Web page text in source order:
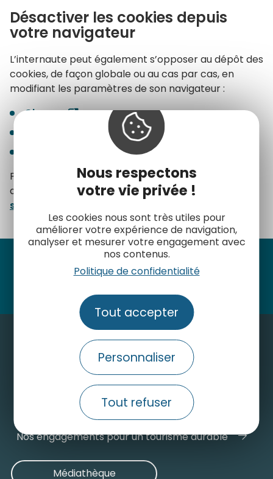
Nous respectons
votre vie privée !
Les cookies nous sont très utiles pour
améliorer votre expérience de navigation,
analyser et mesurer votre engagement avec
nos contenus.
Politique de confidentialité
Tout accepter
Personnaliser
Tout refuser
Désactiver les cookies depuis
votre navigateur
L’internaute peut également s’opposer au dépôt des
cookies, de façon globale ou au cas par cas, en
modifiant les paramètres de son navigateur :
Chrome
Pour plus d’informations sur les outils à votre
disposition pour maîtriser les cookies, consulter le
site de la CNIL
Suivez-nous
Contactez-nous
Consulter le site grand public
Nos engagements pour un tourisme durable
Médiathèque